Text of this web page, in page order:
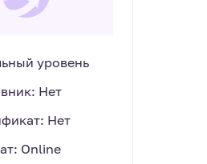
уровень
Нет
Нет
Online